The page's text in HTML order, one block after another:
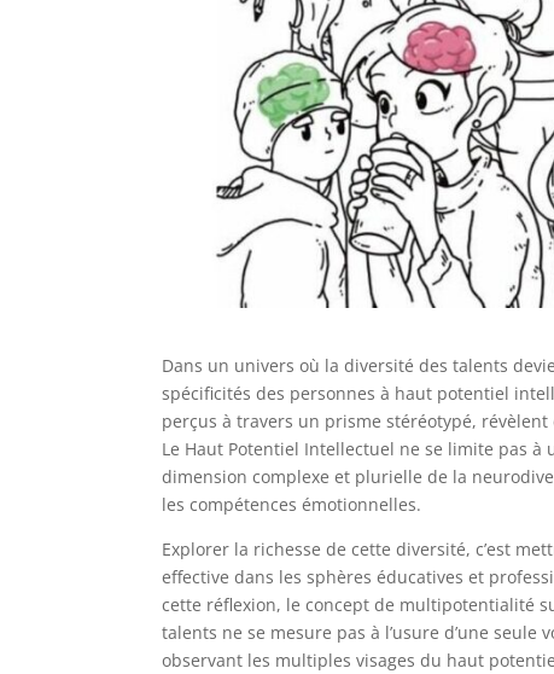
Dans un univers où la diversité des talents
spécificités des personnes à haut potentiel
perçus à travers un prisme stéréotypé,
Le Haut Potentiel Intellectuel ne se limite pas
dimension complexe et plurielle de la
les compétences émotionnelles.
Explorer la richesse de cette diversité, c’est
effective dans les sphères éducatives et
cette réflexion, le concept de multipotentialité
talents ne se mesure pas à l’usure d’une seule
observant les multiples visages du haut